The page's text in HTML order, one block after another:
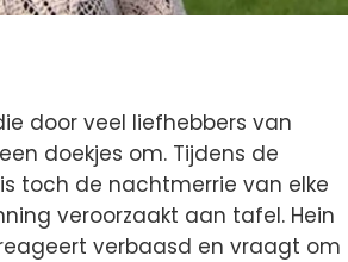
door veel liefhebbers van
doekjes om. Tijdens de
toch de nachtmerrie van elke
veroorzaakt aan tafel. Hein
verbaasd en vraagt om